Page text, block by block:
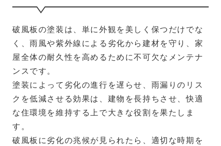
破風板の塗装は、単に外観を美しく保つだけでな
く、雨風や紫外線による劣化から建材を守り、家
屋全体の耐久性を高めるために不可欠なメンテナ
ンスです。
塗装によって劣化の進行を遅らせ、雨漏りのリス
クを低減させる効果は、建物を長持ちさせ、快適
な住環境を維持する上で大きな役割を果たしま
す。
破風板に劣化の兆候が見られたら、適切な時期を